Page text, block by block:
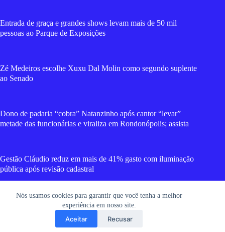
Nós usamos cookies para garantir que você tenha a melhor
experiência em nosso site.
Aceitar Recusar
Entrada de graça e grandes shows levam mais de 50 mil
pessoas ao Parque de Exposições
Zé Medeiros escolhe Xuxu Dal Molin como segundo suplente
ao Senado
Dono de padaria “cobra” Natanzinho após cantor “levar”
metade das funcionárias e viraliza em Rondonópolis; assista
Gestão Cláudio reduz em mais de 41% gasto com iluminação
pública após revisão cadastral
Criminosos tentam matar jovem a tiros na frente dos avós em
Copyright © 2026 RGT News - Portal de Notícias